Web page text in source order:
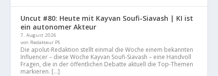
Uncut #80: Heute mit Kayvan Soufi-Siavash | KI ist
ein autonomer Akteur
7. August 2026
von Redakteur PS
Die apolut-Redaktion stellt einmal die Woche einem bekannten
Influencer – diese Woche Kayvan Soufi-Siavash – eine Handvoll
Fragen, die in der öffentlichen Debatte aktuell die Top-Themen
markieren. […]